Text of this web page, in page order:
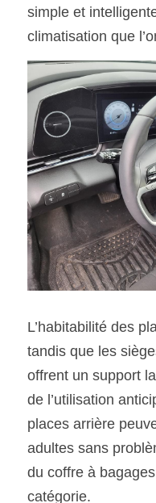
simple et
climatisation que
L’habitabilité des
tandis que les
offrent un support
de l’utilisation
places arrière
adultes sans
du coffre à
catégorie.